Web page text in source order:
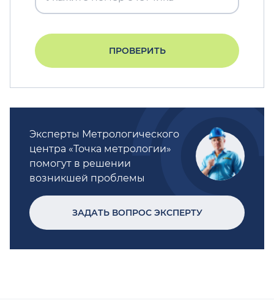
ПРОВЕРИТЬ
Эксперты Метрологического
центра «Точка метрологии»
помогут в решении
возникшей проблемы
ЗАДАТЬ ВОПРОС ЭКСПЕРТУ